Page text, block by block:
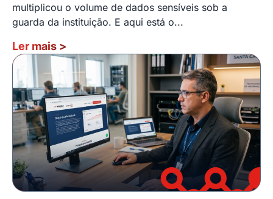
multiplicou o volume de dados sensíveis sob a
guarda da instituição. E aqui está o...
Ler mais >